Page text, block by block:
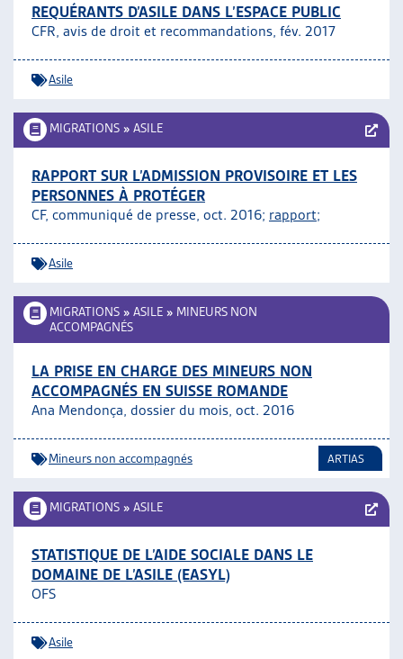
REQUÉRANTS D’ASILE DANS L’ESPACE PUBLIC
CFR, avis de droit et recommandations, fév. 2017
Asile
MIGRATIONS » ASILE
RAPPORT SUR L’ADMISSION PROVISOIRE ET LES
PERSONNES À PROTÉGER
CF, communiqué de presse, oct. 2016; rapport;
Asile
MIGRATIONS » ASILE » MINEURS NON
ACCOMPAGNÉS
LA PRISE EN CHARGE DES MINEURS NON
ACCOMPAGNÉS EN SUISSE ROMANDE
Ana Mendonça, dossier du mois, oct. 2016
Mineurs non accompagnés ARTIAS
MIGRATIONS » ASILE
STATISTIQUE DE L’AIDE SOCIALE DANS LE
DOMAINE DE L’ASILE (EASYL)
OFS
Asile